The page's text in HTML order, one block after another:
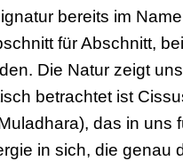
bereits im
für Abschnitt,
Die Natur zeigt
betrachtet ist
das in
in sich, die